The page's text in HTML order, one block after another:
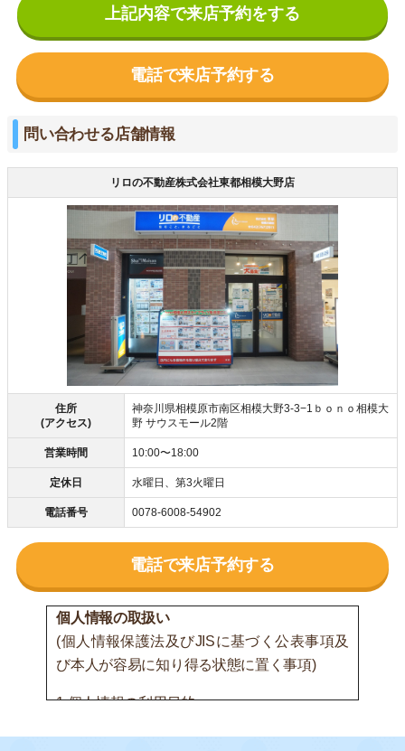
上記内容で来店予約をする
電話で来店予約する
問い合わせる店舗情報
リロの不動産株式会社東都相模大野店
住所
(アクセス)
神奈川県相模原市南区相模大野3-3−1ｂｏｎｏ相模大
野 サウスモール2階
営業時間 10:00〜18:00
定休日 水曜日、第3火曜日
電話番号 0078-6008-54902
電話で来店予約する
個人情報の取扱い
(個人情報保護法及びJISに基づく公表事項及
び本人が容易に知り得る状態に置く事項)
1.個人情報の利用目的
(1) 間接的に取得する個人情報または書面以外